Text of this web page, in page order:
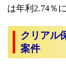
は年利2.74％
クリアル
案件